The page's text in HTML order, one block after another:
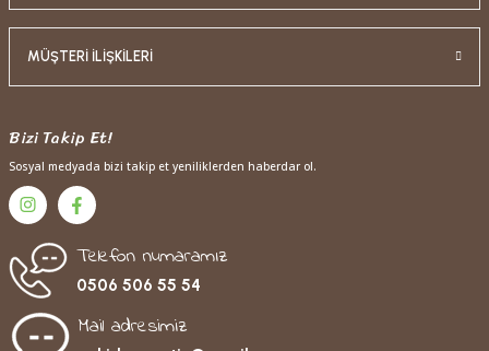
MÜŞTERİ İLİŞKİLERİ
Bizi Takip Et!
Sosyal medyada bizi takip et yeniliklerden haberdar ol.
Telefon numaramız
0506 506 55 54
Mail adresimiz